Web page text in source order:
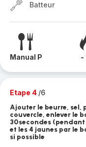
Batteur
Manual P -
Etape 4 /6
Ajouter le beurre,
couvercle, enlever le
30secondes
et les 4 jaunes par le
si possible